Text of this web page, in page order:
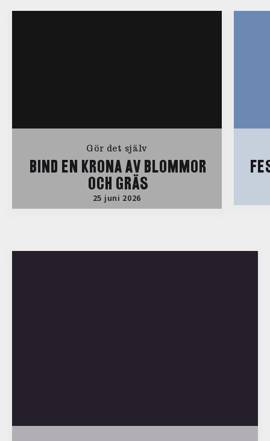
Gör det själv
BIND EN KRONA AV BLOMMOR
OCH GRÄS
25 juni 2026